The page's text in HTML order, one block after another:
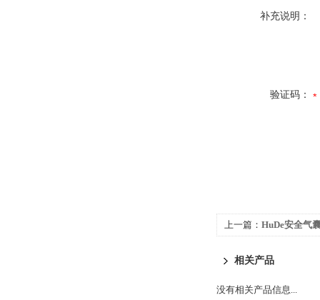
补充说明：
验证码：
上一篇： HuDe安全气
相关产品
没有相关产品信息...